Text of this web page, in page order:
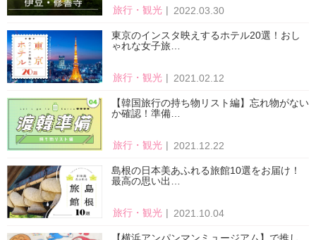
旅行・観光 2022.03.30
東京のインスタ映えするホテル20選！おし
ゃれな女子旅…
旅行・観光 2021.02.12
【韓国旅行の持ち物リスト編】忘れ物がない
か確認！準備…
旅行・観光 2021.12.22
島根の日本美あふれる旅館10選をお届け！
最高の思い出…
旅行・観光 2021.10.04